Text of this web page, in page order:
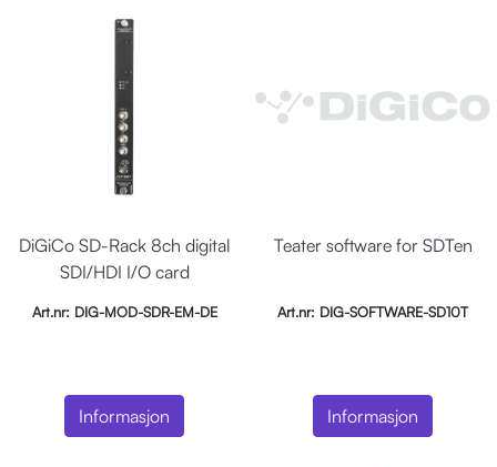
DiGiCo SD-Rack 8ch digital
SDI/HDI I/O card
Art.nr: DIG-MOD-SDR-EM-DE
Informasjon
Teater software for SDTen
Art.nr: DIG-SOFTWARE-SD10T
Informasjon